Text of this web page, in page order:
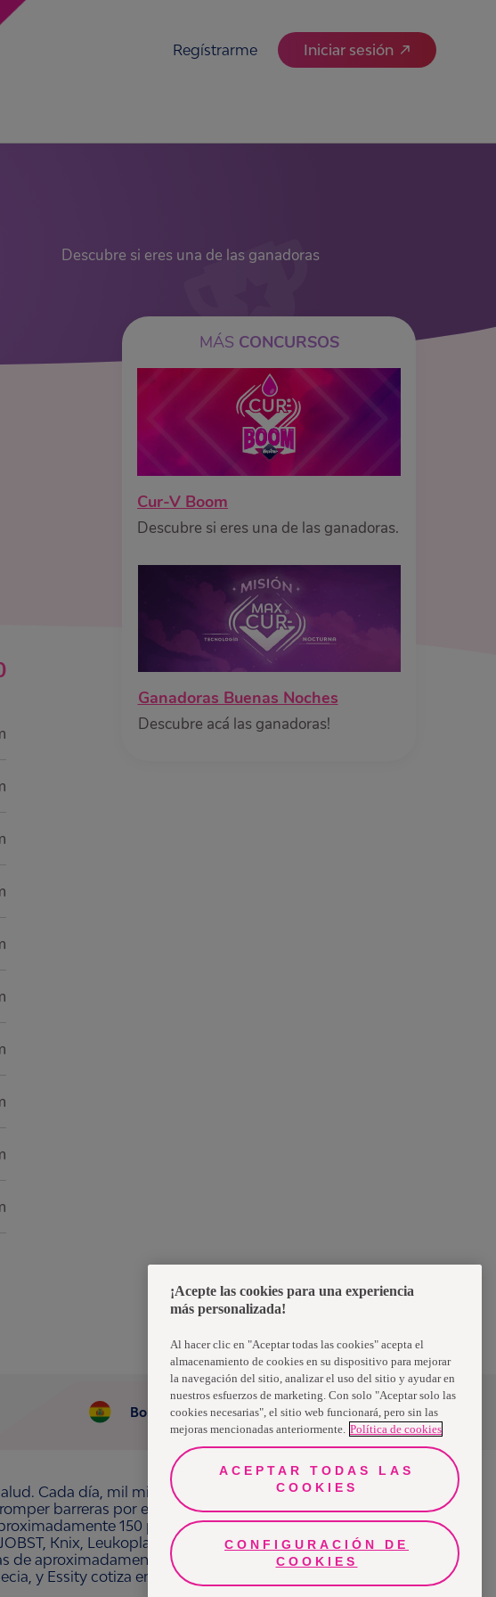
Regístrarme Iniciar sesión
Descubre si eres una de las ganadoras
MÁS CONCURSOS
Cur-V Boom
Descubre si eres una de las ganadoras.
Ganadoras Buenas Noches
Descubre acá las ganadoras!
Bolivia
Cada día, mil millones de personas, en todo el mundo,
barreras por el bienestar en beneficio de consumidores,
150 países bajo las principales marcas
Knix, Leukoplast, Libero, Libresse, Lotus, Modibodi,
de aproximadamente 13 mil millones de euros y empleó a
y Essity cotiza en Nasdaq Estocolmo. Más información en
¡Acepte las cookies para una experiencia
más personalizada!
Al hacer clic en "Aceptar todas las cookies" acepta el
almacenamiento de cookies en su dispositivo para mejorar
la navegación del sitio, analizar el uso del sitio y ayudar en
nuestros esfuerzos de marketing. Con solo "Aceptar solo las
cookies necesarias", el sitio web funcionará, pero sin las
mejoras mencionadas anteriormente. Política de cookies
ACEPTAR TODAS LAS
COOKIES
CONFIGURACIÓN DE
COOKIES